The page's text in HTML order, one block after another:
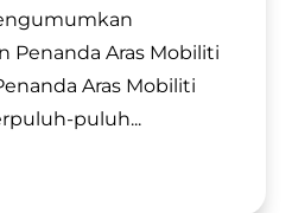
Penanda Aras Mobiliti
Aras Mobiliti
puluh...